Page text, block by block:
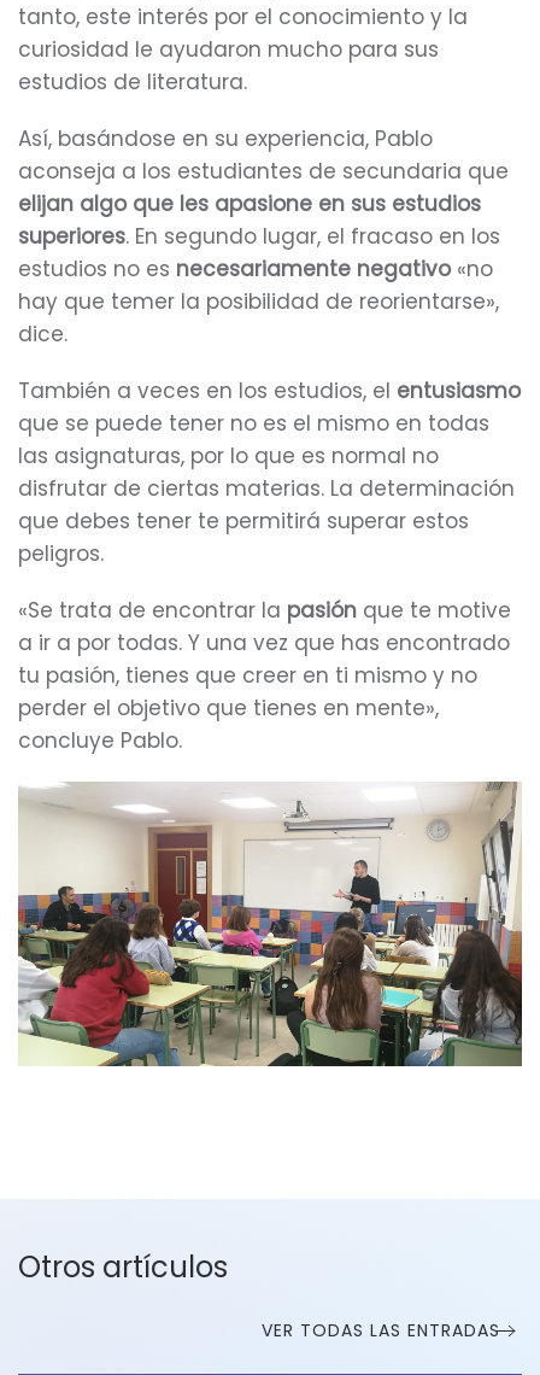
tanto, este interés por el conocimiento y la
curiosidad le ayudaron mucho para sus
estudios de literatura.
Así, basándose en su experiencia, Pablo
aconseja a los estudiantes de secundaria que
elijan algo que les apasione en sus estudios
superiores. En segundo lugar, el fracaso en los
estudios no es necesariamente negativo«no
hay que temer la posibilidad de reorientarse»,
dice.
También a veces en los estudios, el entusiasmo
que se puede tener no es el mismo en todas
las asignaturas, por lo que es normal no
disfrutar de ciertas materias. La determinación
que debes tener te permitirá superar estos
peligros.
«Se trata de encontrar la pasión que te motive
a ir a por todas. Y una vez que has encontrado
tu pasión, tienes que creer en ti mismo y no
perder el objetivo que tienes en mente»,
concluye Pablo.
Otros artículos
VER TODAS LAS ENTRADAS